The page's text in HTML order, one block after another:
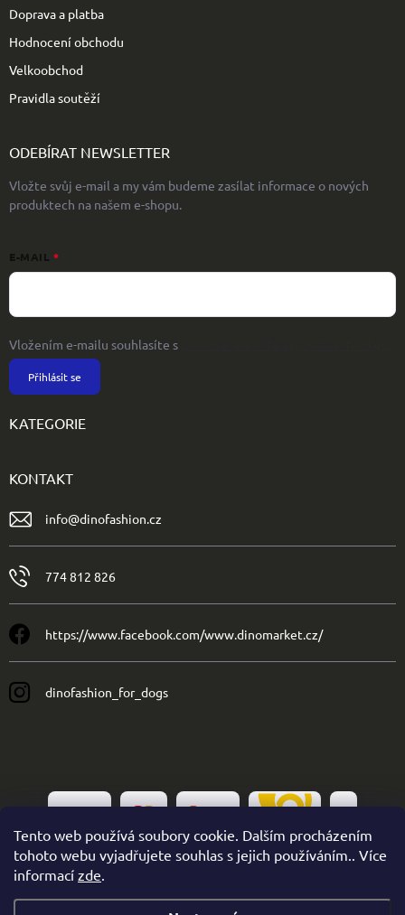
Tento web používá soubory cookie. Dalším procházením
tohoto webu vyjadřujete souhlas s jejich používáním.. Více
informací zde.
Doprava a platba
Hodnocení obchodu
Velkoobchod
Pravidla soutěží
ODEBÍRAT NEWSLETTER
Vložte svůj e-mail a my vám budeme zasílat informace o nových
produktech na našem e-shopu.
E-MAIL
Vložením e-mailu souhlasíte s
Přihlásit se
KATEGORIE
KONTAKT
info@dinofashion.cz
774 812 826
https://www.facebook.com/www.dinomarket.cz/
dinofashion_for_dogs